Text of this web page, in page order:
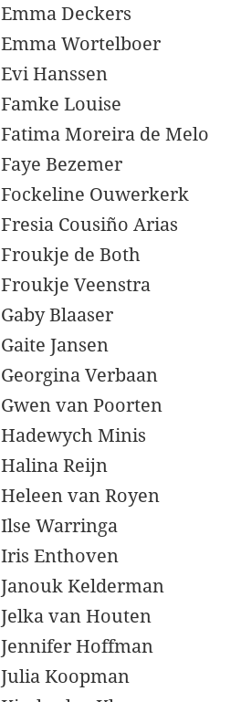
Emma Deckers
Emma Wortelboer
Evi Hanssen
Famke Louise
Fatima Moreira de Melo
Faye Bezemer
Fockeline Ouwerkerk
Fresia Cousiño Arias
Froukje de Both
Froukje Veenstra
Gaby Blaaser
Gaite Jansen
Georgina Verbaan
Gwen van Poorten
Hadewych Minis
Halina Reijn
Heleen van Royen
Ilse Warringa
Iris Enthoven
Janouk Kelderman
Jelka van Houten
Jennifer Hoffman
Julia Koopman